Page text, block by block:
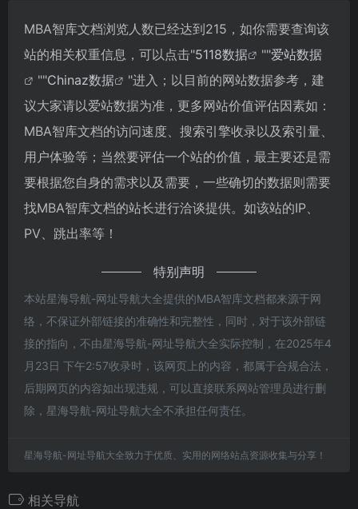
MBA智库文档浏览人数已经达到215，如你需要查询该
站的相关权重信息，可以点击"5118数据 ""爱站数据
""Chinaz数据
"进入；以目前的网站数据参考，建
议大家请以爱站数据为准，更多网站价值评估因素如：
MBA智库文档的访问速度、搜索引擎收录以及索引量、
用户体验等；当然要评估一个站的价值，最主要还是需
要根据您自身的需求以及需要，一些确切的数据则需要
找MBA智库文档的站长进行洽谈提供。如该站的IP、
PV、跳出率等！
特别声明
本站星海导航-网址导航大全提供的MBA智库文档都来源于网
络，不保证外部链接的准确性和完整性，同时，对于该外部链
接的指向，不由星海导航-网址导航大全实际控制，在2025年4
月23日 下午2:57收录时，该网页上的内容，都属于合规合法，
后期网页的内容如出现违规，可以直接联系网站管理员进行删
除，星海导航-网址导航大全不承担任何责任。
星海导航-网址导航大全致力于优质、实用的网络站点资源收集与分享！
相关导航